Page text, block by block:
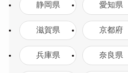
静岡県 愛知県
滋賀県 京都府
兵庫県 奈良県